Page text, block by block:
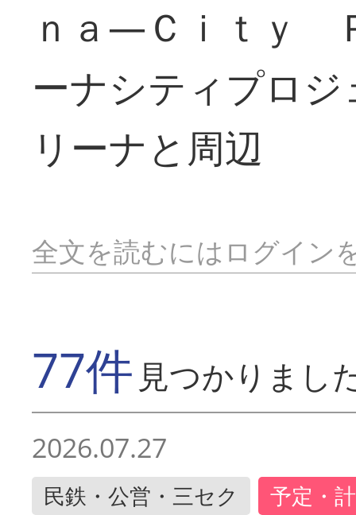
ｎａ―Ｃｉｔｙ
ーナシティプロ
リーナと周辺
全文を読むにはログイン
77件 見つかりまし
2026.07.27
民鉄・公営・三セク 予定・